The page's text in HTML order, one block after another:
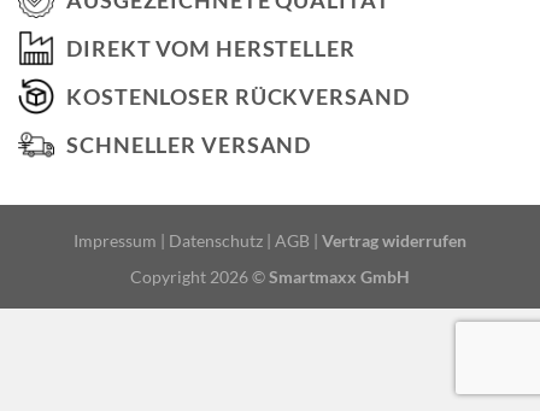
DIREKT VOM HERSTELLER
KOSTENLOSER RÜCKVERSAND
SCHNELLER VERSAND
Impressum | Datenschutz | AGB | Vertrag widerrufen
Copyright 2026 ©Smartmaxx GmbH